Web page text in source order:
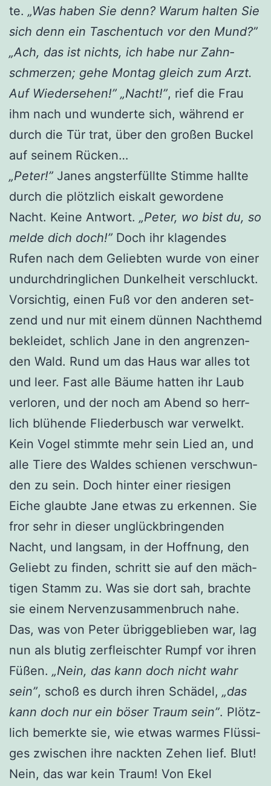
te. „Was haben Sie denn? War­um hal­ten Sie
sich denn ein Taschen­tuch vor den Mund?”
„Ach, das ist nichts, ich habe nur Zahn­
schmer­zen; gehe Mon­tag gleich zum Arzt.
Auf Wie­der­se­hen!” „Nacht!”, rief die Frau
ihm nach und wun­der­te sich, wäh­rend er
durch die Tür trat, über den gro­ßen Buckel
auf sei­nem Rücken…
„Peter!” Janes angst­er­füll­te Stim­me hall­te
durch die plötz­lich eis­kalt gewor­de­ne
Nacht. Kei­ne Ant­wort. „Peter, wo bist du, so
mel­de dich doch!” Doch ihr kla­gen­des
Rufen nach dem Gelieb­ten wur­de von einer
undurch­dring­li­chen Dun­kel­heit ver­schluckt.
Vor­sich­tig, einen Fuß vor den ande­ren set­
zend und nur mit einem dün­nen Nacht­hemd
beklei­det, schlich Jane in den angren­zen­
den Wald. Rund um das Haus war alles tot
und leer. Fast alle Bäu­me hat­ten ihr Laub
ver­lo­ren, und der noch am Abend so herr­
lich blü­hen­de Flie­der­busch war ver­welkt.
Kein Vogel stimm­te mehr sein Lied an, und
alle Tie­re des Wal­des schie­nen ver­schwun­
den zu sein. Doch hin­ter einer rie­si­gen
Eiche glaub­te Jane etwas zu erken­nen. Sie
fror sehr in die­ser unglück­brin­gen­den
Nacht, und lang­sam, in der Hoff­nung, den
Geliebt zu fin­den, schritt sie auf den mäch­
ti­gen Stamm zu. Was sie dort sah, brach­te
sie einem Ner­ven­zu­sam­men­bruch nahe.
Das, was von Peter übrig­ge­blie­ben war, lag
nun als blu­tig zer­fleisch­ter Rumpf vor ihren
Füßen. „Nein, das kann doch nicht wahr
sein”, schoß es durch ihren Schä­del, „das
kann doch nur ein böser Traum sein”. Plötz­
lich bemerk­te sie, wie etwas war­mes Flüs­si­
ges zwi­schen ihre nack­ten Zehen lief. Blut!
Nein, das war kein Traum! Von Ekel